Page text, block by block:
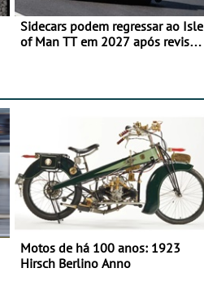
Sidecars podem regressar ao Isle
of Man TT em 2027 após revisão
Motos de há 100 anos: 1923
Hirsch Berlino Anno